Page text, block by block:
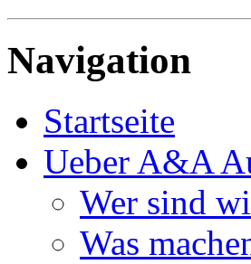
Navigation
Startseite
Ueber A&A
Wer sind
Was